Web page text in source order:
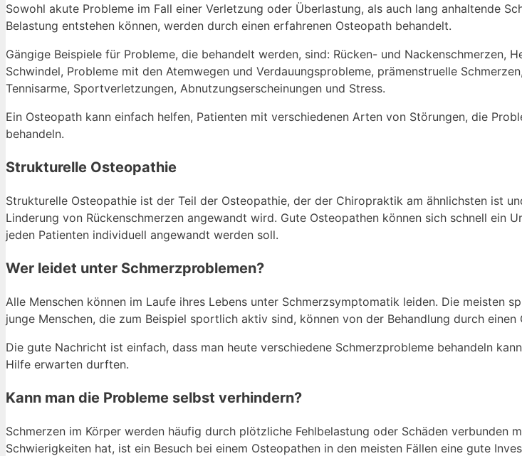
Sowohl akute Probleme im Fall einer Verletzung oder Überlastung, als auch lang anhaltende
Belastung entstehen können, werden durch einen erfahrenen Osteopath behandelt.
Gängige Beispiele für Probleme, die behandelt werden, sind: Rücken- und Nackenschmerzen,
Schwindel, Probleme mit den Atemwegen und Verdauungsprobleme, prämenstruelle
Tennisarme, Sportverletzungen, Abnutzungserscheinungen und Stress.
Ein Osteopath kann einfach helfen, Patienten mit verschiedenen Arten von Störungen, die
behandeln.
Strukturelle Osteopathie
Strukturelle Osteopathie ist der Teil der Osteopathie, der der Chiropraktik am ähnlichsten ist
Linderung von Rückenschmerzen angewandt wird. Gute Osteopathen können sich schnell ein
jeden Patienten individuell angewandt werden soll.
Wer leidet unter Schmerzproblemen?
Alle Menschen können im Laufe ihres Lebens unter Schmerzsymptomatik leiden. Die meisten
junge Menschen, die zum Beispiel sportlich aktiv sind, können von der Behandlung durch
Die gute Nachricht ist einfach, dass man heute verschiedene Schmerzprobleme behandeln
Hilfe erwarten durften.
Kann man die Probleme selbst verhindern?
Schmerzen im Körper werden häufig durch plötzliche Fehlbelastung oder Schäden verbunden
Schwierigkeiten hat, ist ein Besuch bei einem Osteopathen in den meisten Fällen eine gute